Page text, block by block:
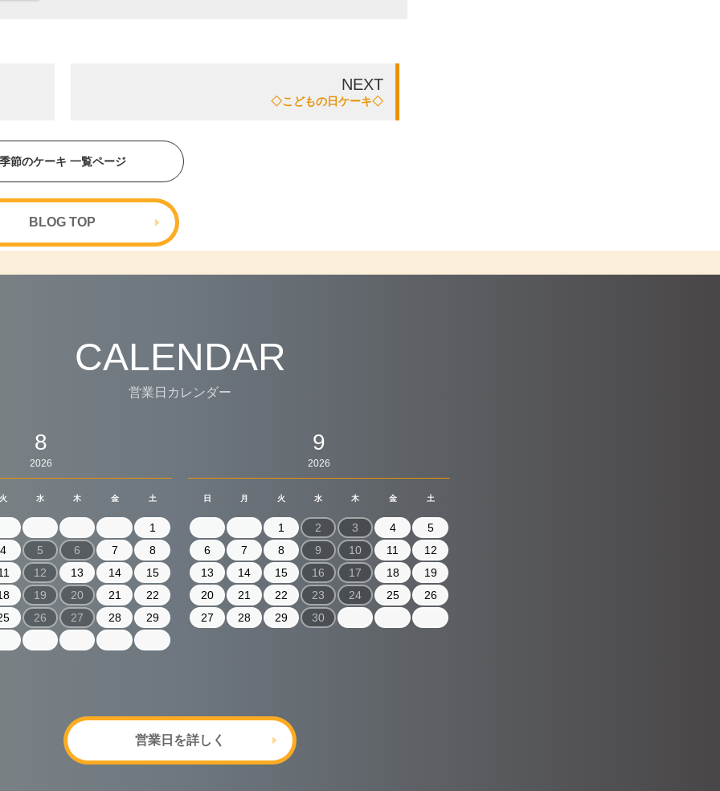
NEXT
◇こどもの日ケーキ◇
節のケーキ 一覧ページ
BLOG TOP
CALENDAR
営業日カレンダー
8
2026
火 水 木 金 土
1
4
5 6 7
8
12 13 14
15
19 20 21
22
26 27 28 29
9
2026
日 月 火 水 木 金 土
1 2 3 4
5
6
7 8 9 10 11
12
13
14 15 16 17 18
19
20
21 22 23 24 25
26
27
28 29 30
営業日を詳しく